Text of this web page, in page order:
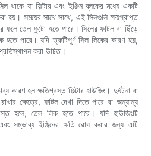
থাকে যা ফিল্টার এবং ইঞ্জিন ব্লকের মধ্যে একটি
হয়। সময়ের সাথে সাথে, এই সিলগুলি ক্ষয়প্রাপ্ত
ফলে তেল ফুটো হতে পারে। সিলের ফাটল বা ছিঁড়ে
হতে পারে। যদি ত্রুটিপূর্ণ সিল লিকের কারণ হয়,
করা উচিত।
কারণ হল ক্ষতিগ্রস্ত ফিল্টার হাউজিং। দুর্ঘটনা বা
রাখার ক্ষেত্রে, ফাটল দেখা দিতে পারে বা অন্যান্য
হলে, তেল লিক হতে পারে। যদি হাউজিংটি
সম্ভাব্য ইঞ্জিনের ক্ষতি রোধ করার জন্য এটি